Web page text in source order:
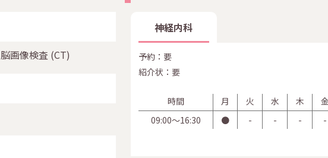
脳画像検査 (CT)
神経内科
予約：要
紹介状：要
時間 月 火 水 木 金
09:00〜16:30
● - - - -